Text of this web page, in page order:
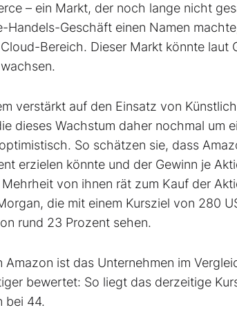
– ein Markt, der noch lange nicht
Handels-Geschäft einen Namen
Bereich. Dieser Markt könnte laut
verstärkt auf den Einsatz von
dieses Wachstum daher nochmal um
So schätzen sie, dass
erzielen könnte und der Gewinn je
von ihnen rät zum Kauf der
die mit einem Kursziel von 280
rund 23 Prozent sehen.
ist das Unternehmen im
bewertet: So liegt das derzeitige
bei 44.